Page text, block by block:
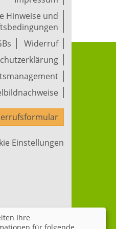
Hinweise und
Widerruf
Einstellungen
Ihre